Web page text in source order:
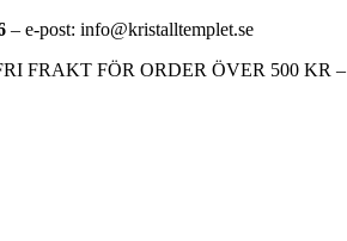
– e-post: info@kristalltemplet.se
FRAKT FÖR ORDER ÖVER 500 KR –